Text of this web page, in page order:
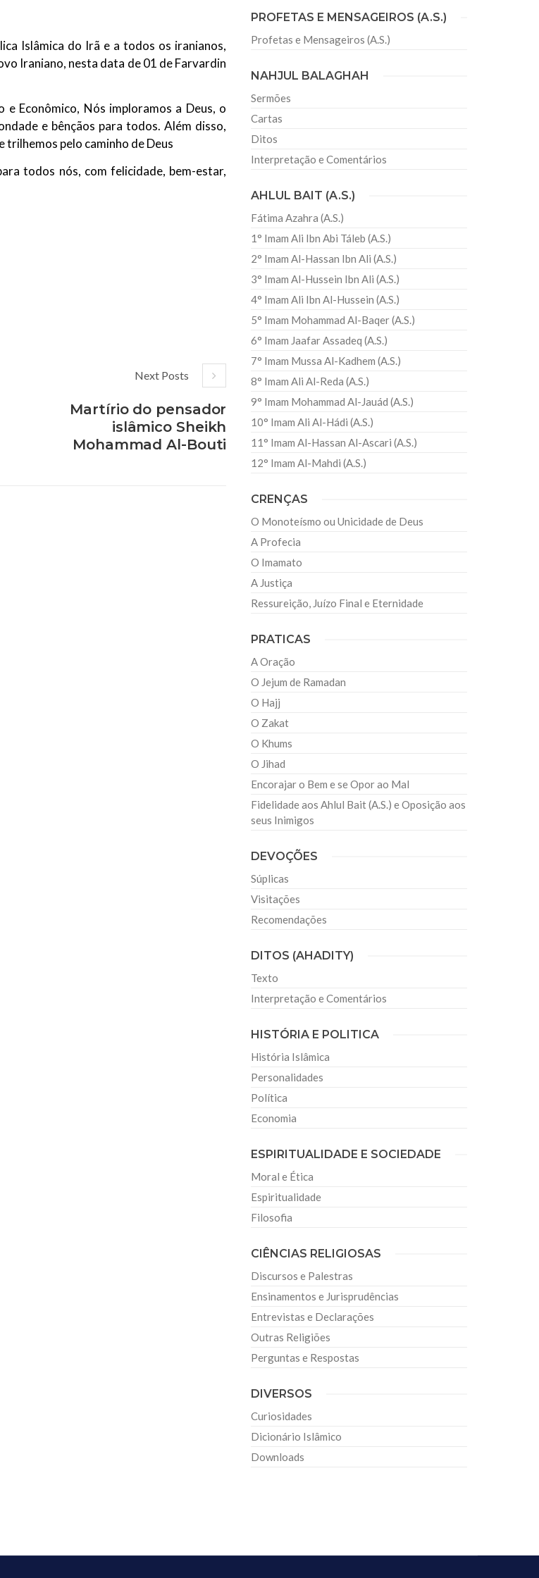
Al-
Centro Islâmico no Brasil recebe o ex-ministro das
Relações Exteriores da República Islâmica do Irã
Na noite da quinta-feira, 03 de Abril, o Centro Islâmico no Brasil recebeu em sua
sede, em São Paulo, o ex-ministro das Relações Exteriores da República Islâmica
do Irã, Sr. Kamal Kharrazi, que encontra-se visitando
Islâmica do Irã e a todos os iranianos,
Iraniano, nesta data de 01 de Farvardin
Econômico, Nós imploramos a Deus, o
e bênçãos para todos. Além disso,
trilhemos pelo caminho de Deus
todos nós, com felicidade, bem-estar,
Next Posts
Martírio do pensador
islâmico Sheikh
Mohammad Al-Bouti
PROFETAS E MENSAGEIROS (A.S.)
Profetas e Mensageiros (A.S.)
NAHJUL BALAGHAH
Sermões
Cartas
Ditos
Interpretação e Comentários
AHLUL BAIT (A.S.)
Fátima Azahra (A.S.)
1° Imam Ali Ibn Abi Táleb (A.S.)
2° Imam Al-Hassan Ibn Ali (A.S.)
3° Imam Al-Hussein Ibn Ali (A.S.)
4° Imam Ali Ibn Al-Hussein (A.S.)
5° Imam Mohammad Al-Baqer (A.S.)
6° Imam Jaafar Assadeq (A.S.)
7° Imam Mussa Al-Kadhem (A.S.)
8° Imam Ali Al-Reda (A.S.)
9° Imam Mohammad Al-Jauád (A.S.)
10° Imam Ali Al-Hádi (A.S.)
11° Imam Al-Hassan Al-Ascari (A.S.)
12° Imam Al-Mahdi (A.S.)
CRENÇAS
O Monoteísmo ou Unicidade de Deus
A Profecia
O Imamato
A Justiça
Ressureição, Juízo Final e Eternidade
PRATICAS
A Oração
O Jejum de Ramadan
O Hajj
O Zakat
O Khums
O Jihad
Encorajar o Bem e se Opor ao Mal
Fidelidade aos Ahlul Bait (A.S.) e Oposição aos
seus Inimigos
DEVOÇÕES
Súplicas
Visitações
Recomendações
DITOS (AHADITY)
Texto
Interpretação e Comentários
HISTÓRIA E POLITICA
História Islâmica
Personalidades
Política
Economia
ESPIRITUALIDADE E SOCIEDADE
Moral e Ética
Espiritualidade
Filosofia
CIÊNCIAS RELIGIOSAS
Discursos e Palestras
Ensinamentos e Jurisprudências
Entrevistas e Declarações
Outras Religiões
Perguntas e Respostas
DIVERSOS
Curiosidades
Dicionário Islâmico
Downloads